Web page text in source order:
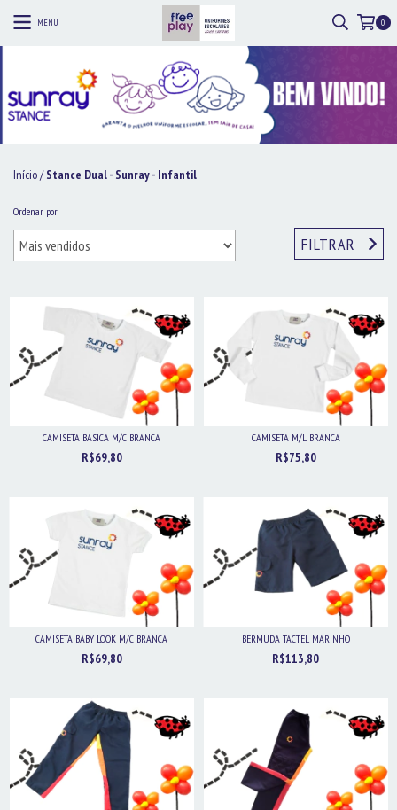
MENU 0
Início/ Stance Dual - Sunray - Infantil
Ordenar por
FILTRAR
CAMISETA BASICA M/C BRANCA
R$69,80
CAMISETA M/L BRANCA
R$75,80
CAMISETA BABY LOOK M/C BRANCA
R$69,80
BERMUDA TACTEL MARINHO
R$113,80